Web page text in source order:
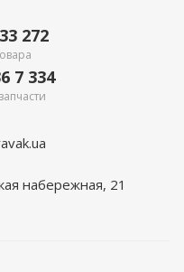
272
7 334
набережная, 21